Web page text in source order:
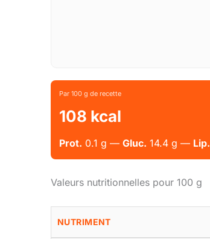
Par 100 g de recette
108 kcal
Prot. 0.1 g — Gluc. 14.4 g — Lip.
Valeurs nutritionnelles pour 100 g
NUTRIMENT